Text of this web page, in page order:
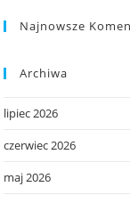
Najnowsze
Archiwa
lipiec 2026
czerwiec 2026
maj 2026